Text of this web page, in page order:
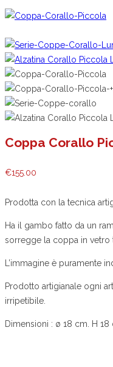
Coppa Corallo
€155.00
Prodotta con la tecnica
Ha il gambo fatto da un
sorregge la coppa in vetro
L’immagine è puramente
Prodotto artigianale ogni
irripetibile.
Dimensioni : ø 18 cm. H 18